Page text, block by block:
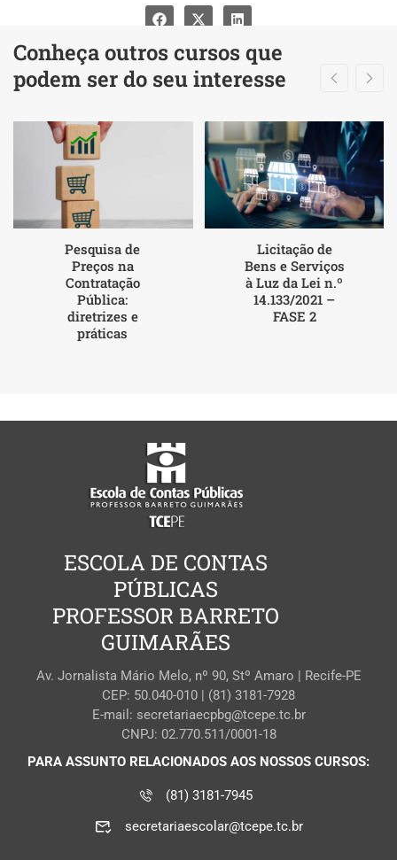
Conheça outros cursos que
podem ser do seu interesse
Pesquisa de
Preços na
Contratação
Pública:
diretrizes e
práticas
Licitação de
Bens e Serviços
à Luz da Lei n.º
14.133/2021 –
FASE 2
ESCOLA DE CONTAS
PÚBLICAS
PROFESSOR BARRETO
GUIMARÃES
Av. Jornalista Mário Melo, nº 90, Stº Amaro | Recife-PE
CEP: 50.040-010 | (81) 3181-7928
E-mail: secretariaecpbg@tcepe.tc.br
CNPJ: 02.770.511/0001-18
PARA ASSUNTO RELACIONADOS AOS NOSSOS CURSOS:
(81) 3181-7945
secretariaescolar@tcepe.tc.br